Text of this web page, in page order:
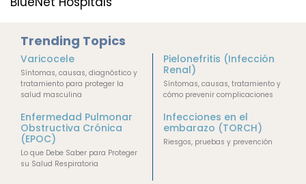
Trending Topics
Varicocele
Síntomas, causas, diagnóstico y
tratamiento para proteger la
salud masculina
Pielonefritis (Infección
Renal)
Síntomas, causas, tratamiento y
cómo prevenir complicaciones
Enfermedad Pulmonar
Obstructiva Crónica
(EPOC)
Lo que Debe Saber para Proteger
su Salud Respiratoria
Infecciones en el
embarazo (TORCH)
Riesgos, pruebas y prevención